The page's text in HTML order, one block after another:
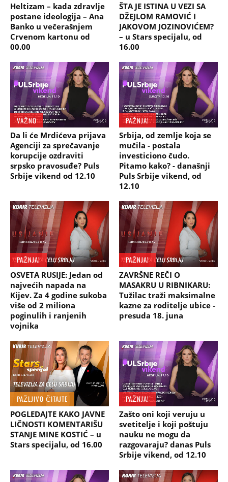
Heltizam – kada zdravlje
postane ideologija – Ana
Banko u večerašnjem
Crvenom kartonu od
00.00
ŠTA JE ISTINA U VEZI SA
DŽEJLOM RAMOVIĆ I
JAKOVOM JOZINOVIĆEM?
– u Stars specijalu, od
16.00
VAŽNO
Da li će Mrdićeva prijava
Agenciji za sprečavanje
korupcije ozdraviti
srpsko pravosuđe? Puls
Srbije vikend od 12.10
PAŽNJA!
Srbija, od zemlje koja se
mučila - postala
investiciono čudo.
Pitamo kako? - današnji
Puls Srbije vikend, od
12.10
PAŽNJA!
OSVETA RUSIJE: Jedan od
najvećih napada na
Kijev. Za 4 godine sukoba
više od 2 miliona
poginulih i ranjenih
vojnika
PAŽNJA!
ZAVRŠNE REČI O
MASAKRU U RIBNIKARU:
Tužilac traži maksimalne
kazne za roditelje ubice -
presuda 18. juna
PAŽLJIVO ČITAJTE
POGLEDAJTE KAKO JAVNE
LIČNOSTI KOMENTARIŠU
STANJE MINE KOSTIĆ – u
Stars specijalu, od 16.00
PAŽNJA!
Zašto oni koji veruju u
svetitelje i koji poštuju
nauku ne mogu da
razgovaraju? danas Puls
Srbije vikend, od 12.10